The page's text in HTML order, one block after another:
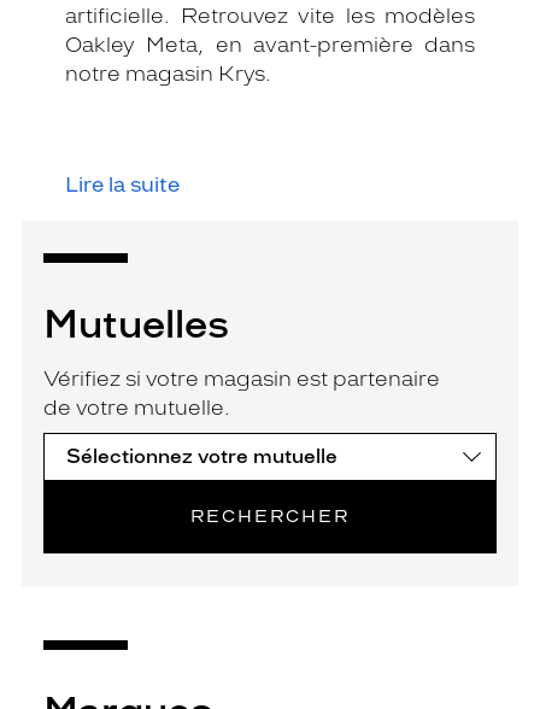
artificielle. Retrouvez vite les modèles
Oakley Meta, en avant-première dans
notre magasin Krys.
Lire la suite
Mutuelles
Vérifiez si votre magasin est partenaire
de votre mutuelle.
RECHERCHER